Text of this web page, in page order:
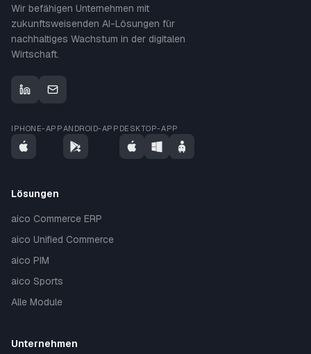
Wir befähigen Unternehmen mit
zukunftsweisenden AI-Lösungen für
nachhaltiges Wachstum in der digitalen
Wirtschaft.
IPHONE-APPANDROID-APP DESKTOP-APP
Lösungen
aico Commerce ERP
aico Unified Commerce
aico PIM
aico Sports
Alle Module
Unternehmen